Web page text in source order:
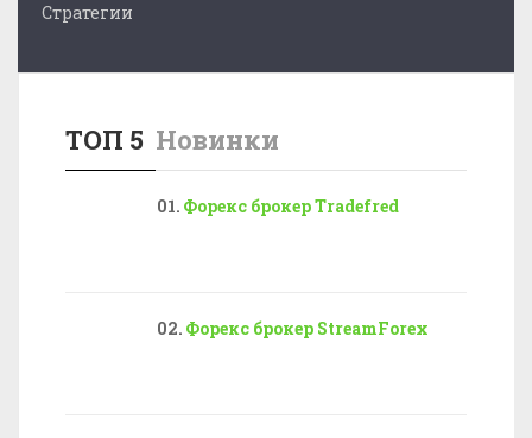
Стратегии
ТОП 5 Новинки
Форекс брокер Tradefred
Форекс брокер StreamForex